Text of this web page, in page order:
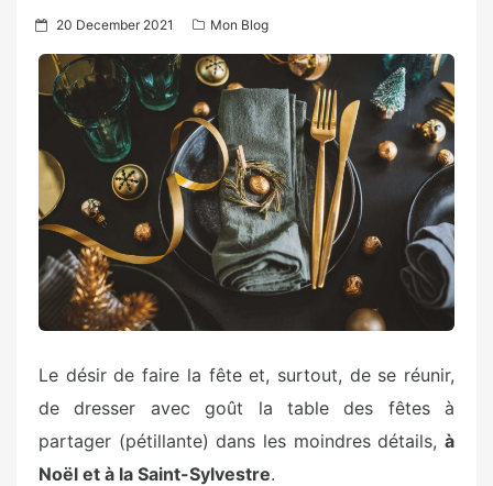
P
d
o
n
20 December 2021 Mon Blog
Le désir de faire la fête et, surtout, de se réunir,
de dresser avec goût la table des fêtes à
partager (pétillante) dans les moindres détails, à
Noël et à la Saint-Sylvestre.